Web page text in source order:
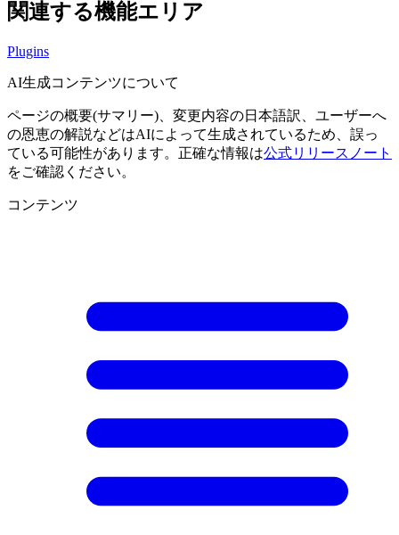
関連する機能エリア
Plugins
AI生成コンテンツについて
ページの概要(サマリー)、変更内容の日本語訳、ユーザーへ
の恩恵の解説などはAIによって生成されているため、誤っ
ている可能性があります。正確な情報は公式リリースノート
をご確認ください。
コンテンツ